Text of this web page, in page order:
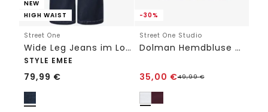
NEW
HIGH WAIST
Street One
Wide Leg Jeans im Loose Fit mit Dekodetails
STYLE EMEE
79,99 €
-30%
Street One Studio
Dolman Hemdbluse mit Knopfleiste
35,00 €49,99€